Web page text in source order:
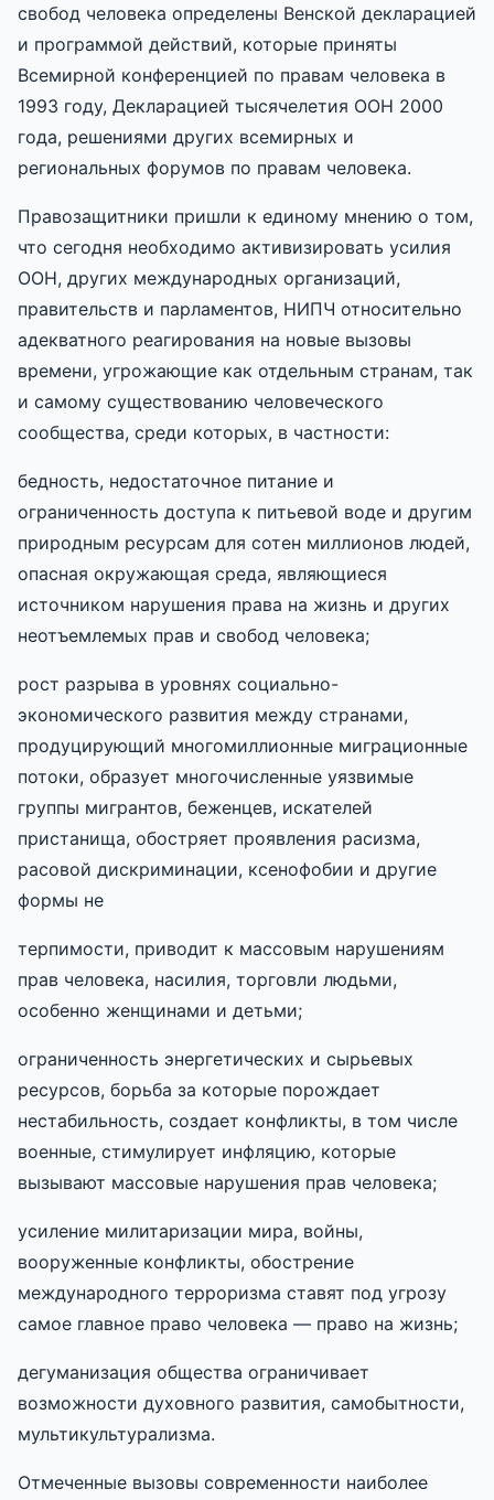
свобод человека определены Венской декларацией
и программой действий, которые приняты
Всемирной конференцией по правам человека в
1993 году, Декларацией тысячелетия ООН 2000
года, решениями других всемирных и
региональных форумов по правам человека.
Правозащитники пришли к единому мнению о том,
что сегодня необходимо активизировать усилия
ООН, других международных организаций,
правительств и парламентов, НИПЧ относительно
адекватного реагирования на новые вызовы
времени, угрожающие как отдельным странам, так
и самому существованию человеческого
сообщества, среди которых, в частности:
бедность, недостаточное питание и
ограниченность доступа к питьевой воде и другим
природным ресурсам для сотен миллионов людей,
опасная окружающая среда, являющиеся
источником нарушения права на жизнь и других
неотъемлемых прав и свобод человека;
рост разрыва в уровнях социально-
экономического развития между странами,
продуцирующий многомиллионные миграционные
потоки, образует многочисленные уязвимые
группы мигрантов, беженцев, искателей
пристанища, обостряет проявления расизма,
расовой дискриминации, ксенофобии и другие
формы не
терпимости, приводит к массовым нарушениям
прав человека, насилия, торговли людьми,
особенно женщинами и детьми;
ограниченность энергетических и сырьевых
ресурсов, борьба за которые порождает
нестабильность, создает конфликты, в том числе
военные, стимулирует инфляцию, которые
вызывают массовые нарушения прав человека;
усиление милитаризации мира, войны,
вооруженные конфликты, обострение
международного терроризма ставят под угрозу
самое главное право человека — право на жизнь;
дегуманизация общества ограничивает
возможности духовного развития, самобытности,
мультикультурализма.
Отмеченные вызовы современности наиболее